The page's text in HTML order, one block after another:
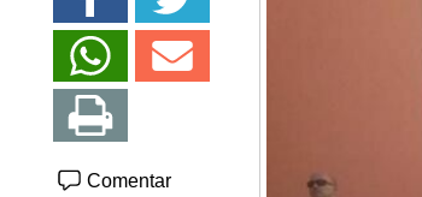
Comentar